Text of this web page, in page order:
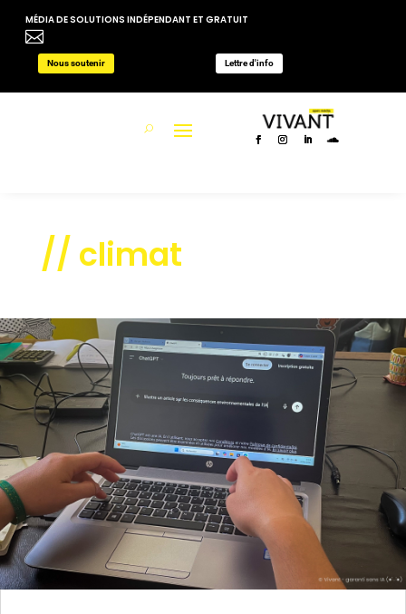
MÉDIA DE SOLUTIONS INDÉPENDANT ET GRATUIT

Nous soutenir Lettre d'info
// climat